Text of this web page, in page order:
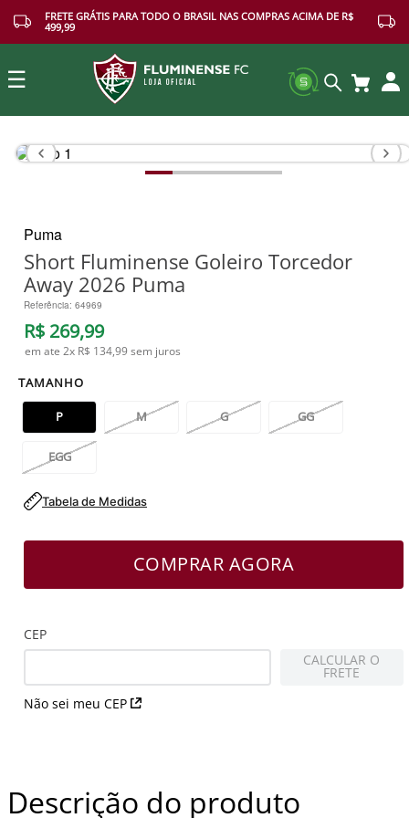
FRETE GRÁTIS PARA TODO O BRASIL NAS COMPRAS ACIMA DE R$
499,99
☰
Buscar
Puma
Short Fluminense Goleiro Torcedor
Away 2026 Puma
Referência: 64969
R$ 269,99
em ate 2x R$ 134,99sem juros
TAMANHO
P M G GG
EGG
Tabela de Medidas
COMPRAR AGORA
CEP
Não sei meu CEP
CALCULAR O
FRETE
Descrição do produto